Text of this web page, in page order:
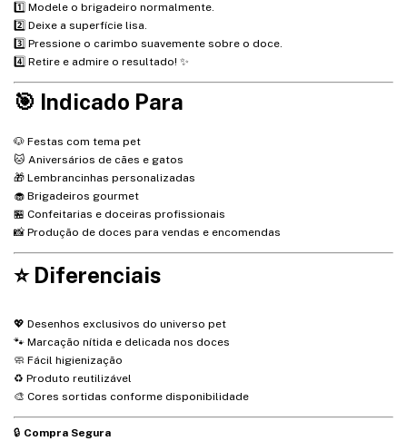
1️⃣ Modele o brigadeiro normalmente.
2️⃣ Deixe a superfície lisa.
3️⃣ Pressione o carimbo suavemente sobre o doce.
4️⃣ Retire e admire o resultado! ✨
🎯 Indicado Para
🐶 Festas com tema pet
🐱 Aniversários de cães e gatos
🎁 Lembrancinhas personalizadas
🧁 Brigadeiros gourmet
🏪 Confeitarias e doceiras profissionais
📸 Produção de doces para vendas e encomendas
⭐ Diferenciais
💖 Desenhos exclusivos do universo pet
🐾 Marcação nítida e delicada nos doces
🧼 Fácil higienização
♻️ Produto reutilizável
🎨 Cores sortidas conforme disponibilidade
🔒 Compra Segura